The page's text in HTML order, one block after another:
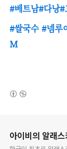
#베트남#다낭
#쌀국수 #넴
M
아이비의 알래스